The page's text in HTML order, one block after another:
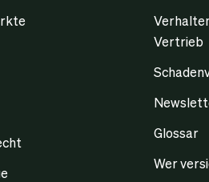
Vertrieb
Glossar
Wer